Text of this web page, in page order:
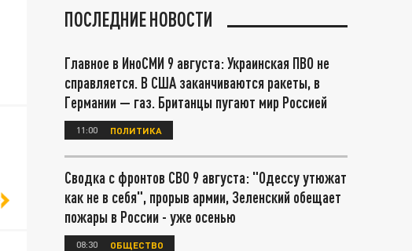
ПОСЛЕДНИЕ НОВОСТИ
Главное в ИноСМИ 9 августа: Украинская ПВО не
справляется. В США заканчиваются ракеты, в
Германии — газ. Британцы пугают мир Россией
11:00 ПОЛИТИКА
Сводка с фронтов СВО 9 августа: "Одессу утюжат
как не в себя", прорыв армии, Зеленский обещает
пожары в России - уже осенью
08:30 ОБЩЕСТВО